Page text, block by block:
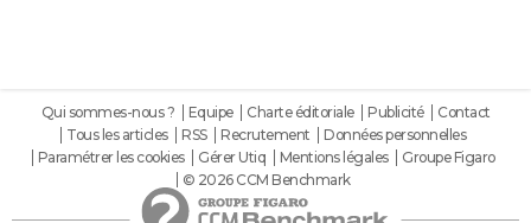
Qui sommes-nous ? Equipe Charte éditoriale Publicité
Contact
Tous les articles
RSS Recrutement
Données personnelles
Paramétrer les cookies
Gérer Utiq Mentions légales
Groupe Figaro
© 2026 CCM Benchmark